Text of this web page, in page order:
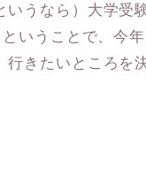
うなら）大学受
いうことで、今
行きたいところを